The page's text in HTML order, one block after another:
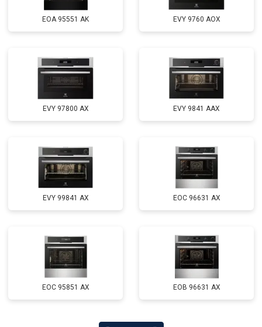
EOA 95551 AK EVY 9760 AOX
EVY 97800 AX EVY 9841 AAX
EVY 99841 AX EOC 96631 AX
EOC 95851 AX EOB 96631 AX